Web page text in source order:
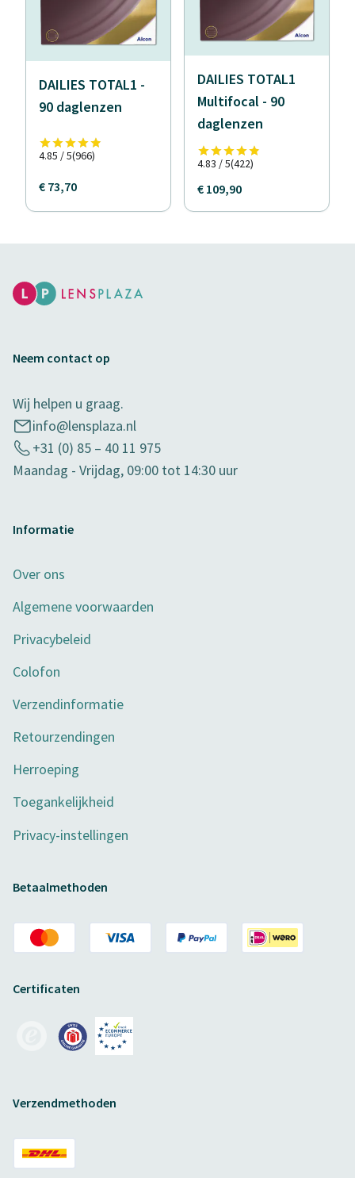
DAILIES TOTAL1 -
90 daglenzen
4.85 / 5(966)
€ 73,70
DAILIES TOTAL1
Multifocal - 90
daglenzen
4.83 / 5(422)
€ 109,90
Neem contact op
Wij helpen u graag.
info@lensplaza.nl
+31 (0) 85 – 40 11 975
Maandag - Vrijdag, 09:00 tot 14:30 uur
Informatie
Over ons
Algemene voorwaarden
Privacybeleid
Colofon
Verzendinformatie
Retourzendingen
Herroeping
Toegankelijkheid
Privacy-instellingen
Betaalmethoden
Certificaten
Verzendmethoden